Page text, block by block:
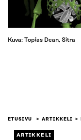
Kuva: Topias Dean, Sitra
ETUSIVU ARTIKKELI
ARTIKKELI